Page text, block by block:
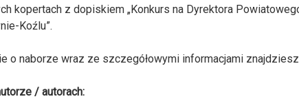
kopertach z dopiskiem „Konkurs na Dyrektora
Koźlu”.
o naborze wraz ze szczegółowymi informacjami znajdziesz
/ autorach: